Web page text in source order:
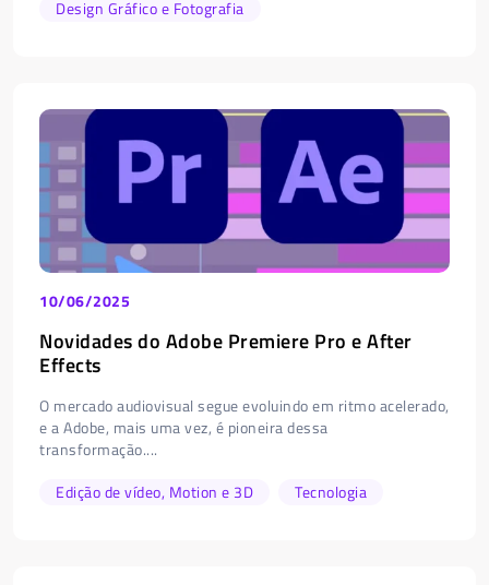
Design Gráfico e Fotografia
10/06/2025
Novidades do Adobe Premiere Pro e After
Effects
O mercado audiovisual segue evoluindo em ritmo acelerado,
e a Adobe, mais uma vez, é pioneira dessa
transformação....
Edição de vídeo, Motion e 3D
Tecnologia